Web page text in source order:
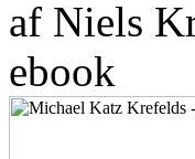
af Niels
ebook